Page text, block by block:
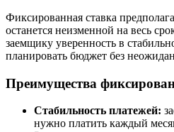
Фиксированная ставка
останется неизменной на весь
заемщику уверенность в
планировать бюджет без
Преимущества
Стабильность платежей:
нужно платить каждый